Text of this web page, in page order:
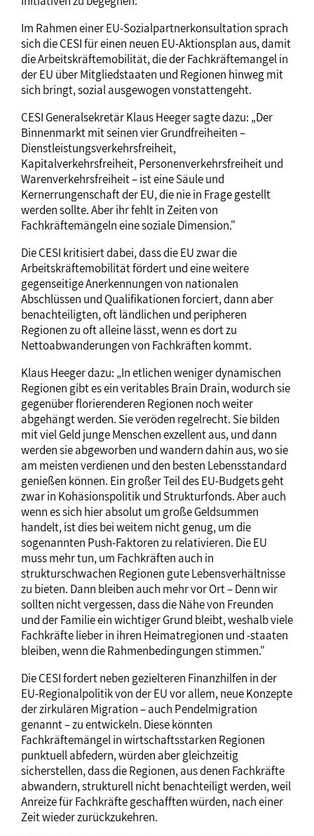
Im Rahmen einer EU-Sozialpartnerkonsultation sprach
sich die CESI für einen neuen EU-Aktionsplan aus, damit
die Arbeitskräftemobilität, die der Fachkräftemangel in
der EU über Mitgliedstaaten und Regionen hinweg mit
sich bringt, sozial ausgewogen vonstattengeht.
CESI Generalsekretär Klaus Heeger sagte dazu: „Der
Binnenmarkt mit seinen vier Grundfreiheiten –
Dienstleistungsverkehrsfreiheit,
Kapitalverkehrsfreiheit, Personenverkehrsfreiheit und
Warenverkehrsfreiheit – ist eine Säule und
Kernerrungenschaft der EU, die nie in Frage gestellt
werden sollte. Aber ihr fehlt in Zeiten von
Fachkräftemängeln eine soziale Dimension."
Die CESI kritisiert dabei, dass die EU zwar die
Arbeitskräftemobilität fördert und eine weitere
gegenseitige Anerkennungen von nationalen
Abschlüssen und Qualifikationen forciert, dann aber
benachteiligten, oft ländlichen und peripheren
Regionen zu oft alleine lässt, wenn es dort zu
Nettoabwanderungen von Fachkräften kommt.
Klaus Heeger dazu: „In etlichen weniger dynamischen
Regionen gibt es ein veritables Brain Drain, wodurch sie
gegenüber florierenderen Regionen noch weiter
abgehängt werden. Sie veröden regelrecht. Sie bilden
mit viel Geld junge Menschen exzellent aus, und dann
werden sie abgeworben und wandern dahin aus, wo sie
am meisten verdienen und den besten Lebensstandard
genießen können. Ein großer Teil des EU-Budgets geht
zwar in Kohäsionspolitik und Strukturfonds. Aber auch
wenn es sich hier absolut um große Geldsummen
handelt, ist dies bei weitem nicht genug, um die
sogenannten Push-Faktoren zu relativieren. Die EU
muss mehr tun, um Fachkräften auch in
strukturschwachen Regionen gute Lebensverhältnisse
zu bieten. Dann bleiben auch mehr vor Ort – Denn wir
sollten nicht vergessen, dass die Nähe von Freunden
und der Familie ein wichtiger Grund bleibt, weshalb viele
Fachkräfte lieber in ihren Heimatregionen und -staaten
bleiben, wenn die Rahmenbedingungen stimmen."
Die CESI fordert neben gezielteren Finanzhilfen in der
EU-Regionalpolitik von der EU vor allem, neue Konzepte
der zirkulären Migration – auch Pendelmigration
genannt – zu entwickeln. Diese könnten
Fachkräftemängel in wirtschaftsstarken Regionen
punktuell abfedern, würden aber gleichzeitig
sicherstellen, dass die Regionen, aus denen Fachkräfte
abwandern, strukturell nicht benachteiligt werden, weil
Anreize für Fachkräfte geschafften würden, nach einer
Zeit wieder zurückzukehren.